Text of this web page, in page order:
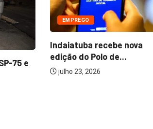
Agenda Infantil de Agosto:
Biblioteca de Indaiatuba...
julho 28, 2026